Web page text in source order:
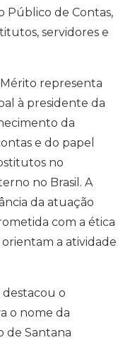
Público de Contas,
servidores e
representa
à presidente da
da
e do papel
no
no Brasil. A
da atuação
com a ética
a atividade
destacou o
o nome da
de Santana